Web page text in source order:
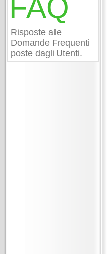
FAQ
Risposte alle
Domande Frequenti
poste dagli Utenti.